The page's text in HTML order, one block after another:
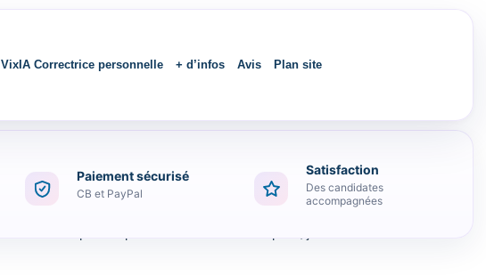
VixIA Correctrice personnelle + d’infos Avis Plan site
Paiement sécurisé
CB et PayPal
Satisfaction
Des candidates
accompagnées